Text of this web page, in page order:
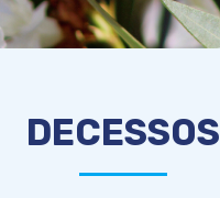
DECESSOS